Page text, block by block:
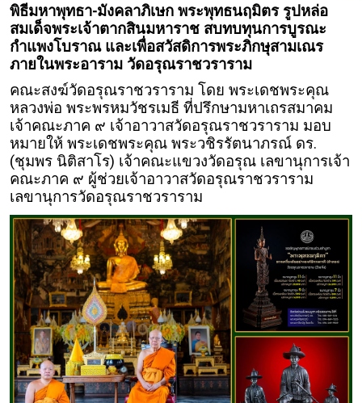
พิธีมหาพุทธา-มังคลาภิเษก พระพุทธนฤมิตร รูปหล่อ
สมเด็จพระเจ้าตากสินมหาราช สบทบทุนการบูรณะ
กำแพงโบราณ และเพื่อสวัสดิการพระภิกษุสามเณร
ภายในพระอาราม วัดอรุณราชวราราม
คณะสงฆ์วัดอรุณราชวราราม โดย พระเดชพระคุณ
หลวงพ่อ พระพรหมวัชรเมธี ที่ปรึกษามหาเถรสมาคม
เจ้าคณะภาค ๙ เจ้าอาวาสวัดอรุณราชวราราม มอบ
หมายให้ พระเดชพระคุณ พระวชิรรัตนาภรณ์ ดร.
(ชุมพร นิติสาโร) เจ้าคณะแขวงวัดอรุณ เลขานุการเจ้า
คณะภาค ๙ ผู้ช่วยเจ้าอาวาสวัดอรุณราชวราราม
เลขานุการวัดอรุณราชวราราม